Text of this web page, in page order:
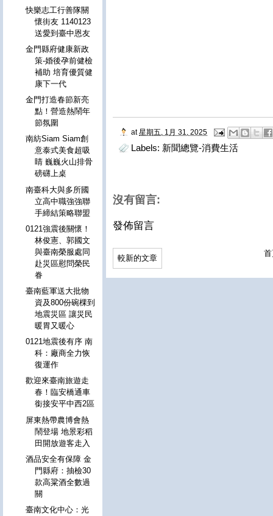
at 星期五, 1月 31, 2025
Labels: 新聞總覽-消費生活
沒有留言:
發佈留言
較新的文章
快樂志工行善隊關
懷街友 1140123
送愛到臺中恩友
金門縣府健康新政
策-婚後孕前健檢
補助 培育優質健
康下一代
金門打造春節新亮
點！營造熱鬧年
節氛圍
南紡Siam Siam創
意泰式美食超吸
睛 巍巍火山排骨
磅礴上桌
南臺科大與多所國
立高中職強強聯
手締結策略聯盟
0121強震後關懷！
林俊憲、郭國文
與臺南榮服處同
赴災區慰問榮民
眷
臺南藍軍送大批物
資及800份碗棵到
地震災區 讓災民
暖胃又暖心
0121地震後有序 南
科：廠商全力恢
復運作
歡迎來臺南旅遊走
春！臨安橋通車
銜接安平中西2區
屏東熱帶農博會熱
鬧登場 地景彩稻
田開放遊客走入
酒品安全有保障 金
門縣府：抽檢30
款高粱酒全數過
關
臺南文化中心：光